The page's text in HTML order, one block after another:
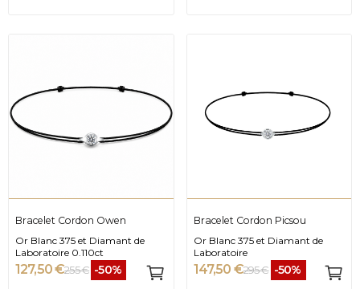
Bracelet Cordon Owen
Or Blanc 375 et Diamant de
Laboratoire 0.110ct
127,50 €255 € -50%
Bracelet Cordon Picsou
Or Blanc 375 et Diamant de
Laboratoire
147,50 €295 € -50%